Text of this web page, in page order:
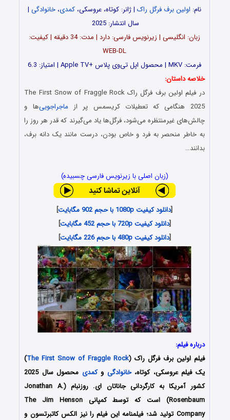
نام: اولین برف فرگل راک | ژانر: کوتاه، عروسکی، کمدی، خانوادگی |
سال انتشار: 2025
زبان: انگلیسی | زیرنویس فارسی: دارد | مدت: 34 دقیقه | کیفیت:
WEB-DL
فرمت: MKV | محصول اپل تی‌وی پلاس +Apple TV | امتیاز: 6.3
خلاصه داستان:
در فیلم اولین برف فرگل راک The First Snow of Fraggle Rock
2025 هنگامی که تعطیلات کریسمس پر از
ماجراجویی‌ها و
چالش‌های غیرمنتظره می‌شود، فرگل‌ها یاد می‌گیرند که قدر هر روز را
به خاطر منحصر به فرد و خاص بودن، درست مانند یک دانه برف،
بدانند…
(زبان اصلی با زیرنویس فارسی چسبیده)
[دانلود کیفیت 1080p با حجم 902 مگابایت
]
[دانلود کیفیت 720p با حجم 452 مگابایت
]
[دانلود کیفیت 480p با حجم 226 مگابایت ]
درباره فیلم:
فیلم اولین برف فرگل راک (The First Snow of Fraggle Rock
)
یک فیلم عروسکی، کوتاه،خانوادگی وکمدی
محصول سال 2025
کشور آمریکا به کارگردانی جاناتان ای. روزنبام (Jonathan A.
Rosenbaum) است که توسط کمپانی‌ The Jim Henson
Company تولید شد؛ فیلمنامه این فیلم را نیز الکس کاتبرتسون و